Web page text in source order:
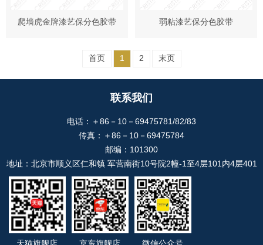
爬墙虎金牌漆艺保分色胶带 弱粘漆艺保分色胶带
首页 1 2 末页
联系我们
电话：＋86－10－69475781/82/83
传真：＋86－10－69475784
邮编：101300
地址：北京市顺义区仁和镇 军营南街10号院2幢-1至4层101内4层401
天猫旗舰店 京东旗舰店 微信公众号